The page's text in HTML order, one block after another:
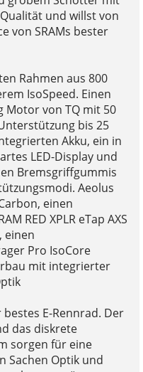
und willst von
von SRAMs bester
Rahmen aus 800
IsoSpeed. Einen
Motor von TQ mit 50
bis 25
Akku, ein in
LED-Display und
Bremsgriffgummis
Aeolus
einen
RED XPLR eTap AXS
einen
Pro IsoCore
mit integrierter
bestes E-Rennrad. Der
das diskrete
sorgen für eine
Sachen Optik und